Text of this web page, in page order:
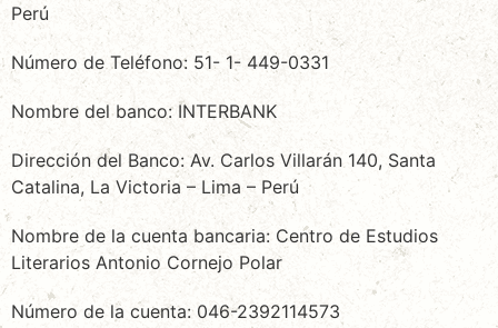
Perú
Número de Teléfono: 51- 1- 449-0331
Nombre del banco: INTERBANK
Dirección del Banco: Av. Carlos Villarán 140, Santa
Catalina, La Victoria – Lima – Perú
Nombre de la cuenta bancaria: Centro de Estudios
Literarios Antonio Cornejo Polar
Número de la cuenta: 046-2392114573